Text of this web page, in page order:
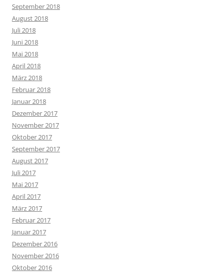
September 2018
August 2018
Juli 2018
Juni 2018
Mai 2018
April 2018
März 2018
Februar 2018
Januar 2018
Dezember 2017
November 2017
Oktober 2017
September 2017
August 2017
Juli 2017
Mai 2017
April 2017
März 2017
Februar 2017
Januar 2017
Dezember 2016
November 2016
Oktober 2016